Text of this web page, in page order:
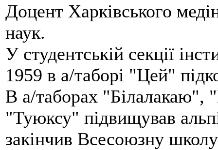
Доцент Харківського
наук.
У студентській секції
1959 в а/таборі "Цей"
В а/таборах "Білалакаю",
"Туюксу" підвищував
закінчив Всесоюзну